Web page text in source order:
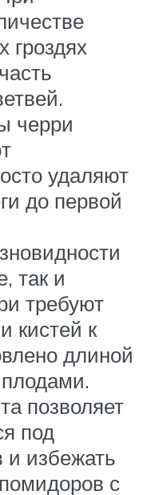
гроздях
черри
удаляют
до первой
так и
требуют
кистей к
длиной
позволяет
под
и избежать
с